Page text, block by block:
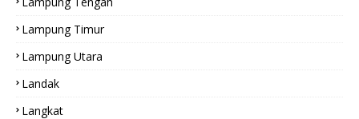
Lampung Timur
Lampung Utara
Landak
Langkat